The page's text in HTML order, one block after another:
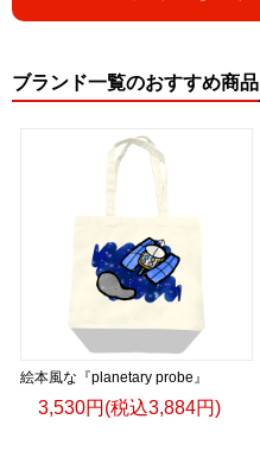
ブランド一覧のおすすめ商品
絵本風な『planetary probe』
3,530円(税込3,884円)